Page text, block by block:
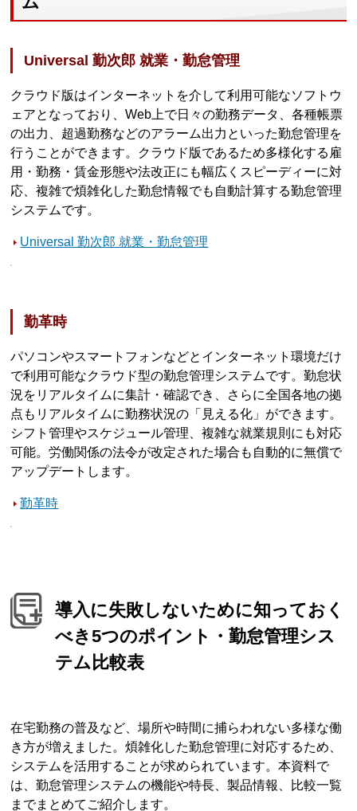
Universal 勤次郎 就業・勤怠管理
クラウド版はインターネットを介して利用可能なソフトウ
ェアとなっており、Web上で日々の勤務データ、各種帳票
の出力、超過勤務などのアラーム出力といった勤怠管理を
行うことができます。クラウド版であるため多様化する雇
用・勤務・賃金形態や法改正にも幅広くスピーディーに対
応、複雑で煩雑化した勤怠情報でも自動計算する勤怠管理
システムです。
Universal 勤次郎 就業・勤怠管理
勤革時
パソコンやスマートフォンなどとインターネット環境だけ
で利用可能なクラウド型の勤怠管理システムです。勤怠状
況をリアルタイムに集計・確認でき、さらに全国各地の拠
点もリアルタイムに勤務状況の「見える化」ができます。
シフト管理やスケジュール管理、複雑な就業規則にも対応
可能。労働関係の法令が改定された場合も自動的に無償で
アップデートします。
勤革時
導入に失敗しないために知っておく
べき5つのポイント・勤怠管理シス
テム比較表
在宅勤務の普及など、場所や時間に捕らわれない多様な働
き方が増えました。煩雑化した勤怠管理に対応するため、
システムを活用することが求められています。本資料で
は、勤怠管理システムの機能や特長、製品情報、比較一覧
までまとめてご紹介します。